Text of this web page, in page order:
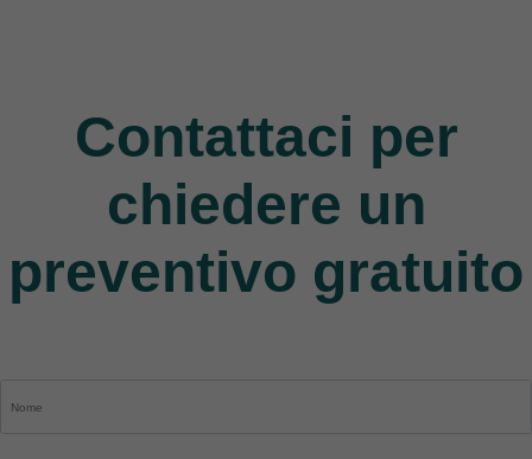
Contattaci per
chiedere un
preventivo gratuito